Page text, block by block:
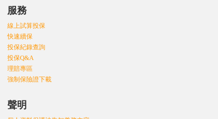
服務
線上試算投保
快速續保
投保紀錄查詢
投保Q&A
理賠專區
強制保險證下載
聲明